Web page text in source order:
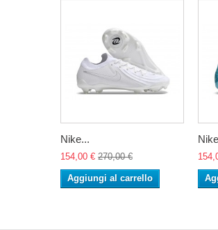
Nike...
154,00 € 270,00 €
Aggiungi al carrello